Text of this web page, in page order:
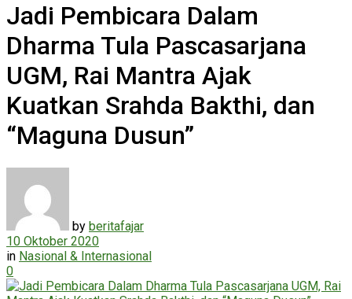
Jadi Pembicara Dalam
Dharma Tula Pascasarjana
UGM, Rai Mantra Ajak
Kuatkan Srahda Bakthi, dan
“Maguna Dusun”
by beritafajar
10 Oktober 2020
in Nasional & Internasional
0